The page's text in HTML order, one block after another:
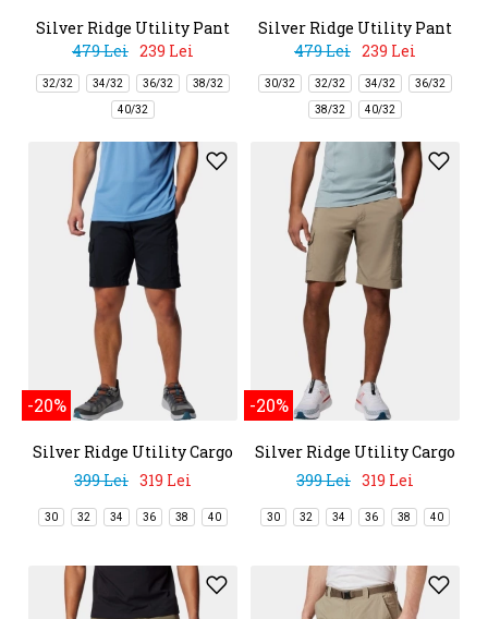
Silver Ridge Utility Pant
479 Lei 239 Lei
32/32 34/32 36/32 38/32
40/32
Silver Ridge Utility Pant
479 Lei 239 Lei
30/32 32/32 34/32 36/32
38/32 40/32
-20%
Silver Ridge Utility Cargo
Short
399 Lei 319 Lei
30 32 34 36 38 40
-20%
Silver Ridge Utility Cargo
Short
399 Lei 319 Lei
30 32 34 36 38 40